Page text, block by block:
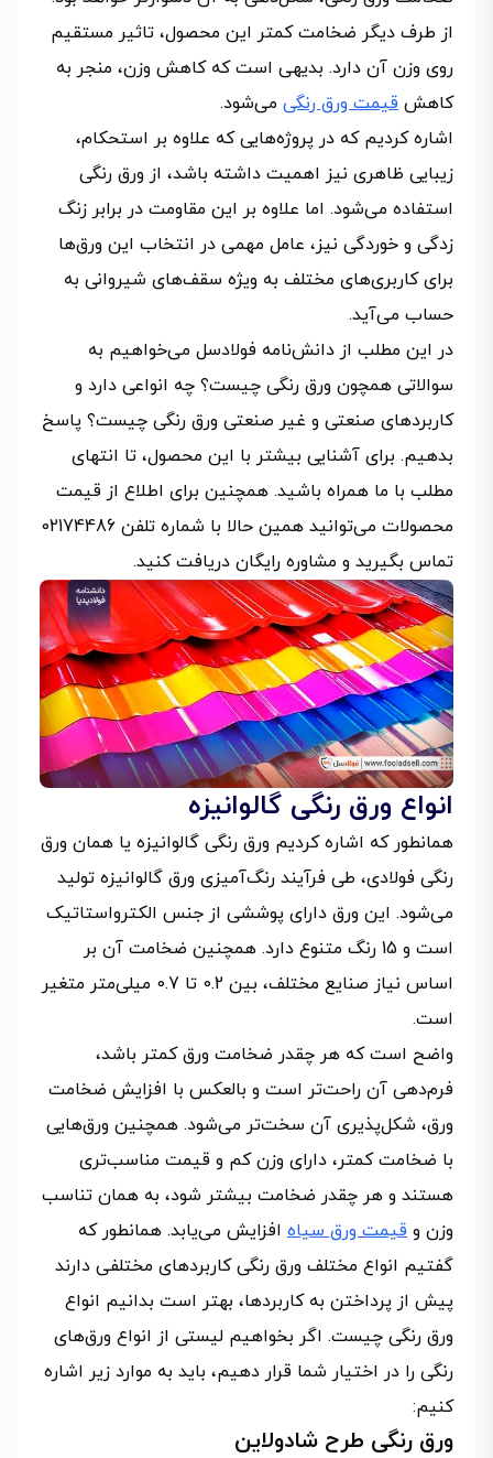
از طرف دیگر ضخامت کمتر این محصول، تاثیر مستقیم
روی وزن آن دارد. بدیهی است که کاهش وزن، منجر به
کاهش قیمت ورق رنگی می‌شود.
اشاره کردیم که در پروژه‌هایی که علاوه بر استحکام،
زیبایی ظاهری نیز اهمیت داشته باشد، از ورق رنگی
استفاده می‌شود. اما علاوه بر این مقاومت در برابر زنگ
زدگی و خوردگی نیز، عامل مهمی در انتخاب این ورق‌ها
برای کاربری‌های مختلف به ویژه سقف‌های شیروانی به
حساب می‌آید.
در این مطلب از دانش‌نامه فولادسل می‌خواهیم به
سوالاتی همچون ورق رنگی چیست؟ چه انواعی دارد و
کاربردهای صنعتی و غیر صنعتی ورق رنگی چیست؟ پاسخ
بدهیم. برای آشنایی بیشتر با این محصول، تا انتهای
مطلب با ما همراه باشید. همچنین برای اطلاع از قیمت
محصولات می‌توانید همین حالا با شماره تلفن 02174486
تماس بگیرید و مشاوره رایگان دریافت کنید.
انواع ورق رنگی گالوانیزه
همانطور که اشاره کردیم ورق رنگی گالوانیزه یا همان ورق
رنگی فولادی، طی فرآیند رنگ‌آمیزی ورق گالوانیزه تولید
می‌شود. این ورق دارای پوششی از جنس الکترواستاتیک
است و 15 رنگ متنوع دارد. همچنین ضخامت آن بر
اساس نیاز صنایع مختلف، بین 0.2 تا 0.7 میلی‌متر متغیر
است.
واضح است که هر چقدر ضخامت ورق کمتر باشد،
فرم‌دهی آن راحت‌تر است و بالعکس با افزایش ضخامت
ورق، شکل‌پذیری آن سخت‌تر می‌شود. همچنین ورق‌هایی
با ضخامت کمتر، دارای وزن کم و قیمت مناسب‌تری
هستند و هر چقدر ضخامت بیشتر شود، به همان تناسب
وزن و قیمت ورق سیاه افزایش می‌یابد. همانطور که
گفتیم انواع مختلف ورق رنگی کاربردهای مختلفی دارند
پیش از پرداختن به کاربردها، بهتر است بدانیم انواع
ورق رنگی چیست. اگر بخواهیم لیستی از انواع ورق‌های
رنگی را در اختیار شما قرار دهیم، باید به موارد زیر اشاره
کنیم:
ورق رنگی طرح شادولاین